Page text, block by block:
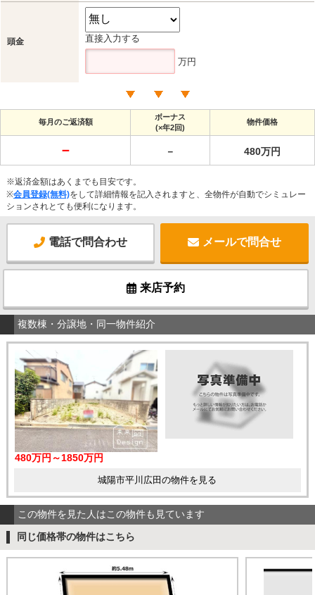
頭金 直接入力する
万円
毎月のご返済額
ボーナス
(×年2回)
物件価格
－ － 480万円
※返済金額はあくまでも目安です。
※会員登録(無料)をして詳細情報を記入されますと、全物件が自動でシミュレー
ションされとても便利になります。
電話で問合わせ メールで問合せ
来店予約
複数棟・分譲地・同一物件紹介
480万円～1850万円
城陽市平川広田の物件を見る
この物件を見た人はこの物件も見ています
同じ価格帯の物件はこちら